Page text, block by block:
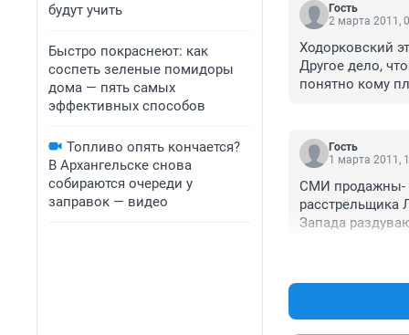
будут учить
Быстро покраснеют: как
соспеть зеленые помидоры
дома — пять самых
эффективных способов
Топливо опять кончается?
В Архангельске снова
собираются очереди у
заправок — видео
Гость
2 марта 2011,
Ходорковский
Другое дело,
понятно кому
Но все
Что
только до
В ОАЭ тоже
То что
народ. Как-то
высокую ставку
принципе не
высокая
Гость
1 марта 2011,
СМИ продажны-
расстрельщика
Запада
выгодны всем
падают- по